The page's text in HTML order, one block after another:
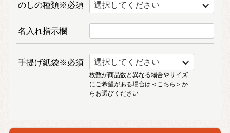
のしの種類※必須
名入れ指示欄
手提げ紙袋※必須
枚数が商品数と異なる場合やサイズ
にご希望がある場合は ＜こちら＞か
らお選びください